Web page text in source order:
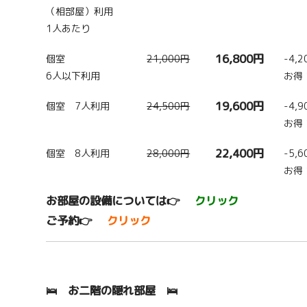
（相部屋）利用
1人あたり
個室
6人以下利用
21,000円 16,800円
-
お得
個室 7人利用 24,500円 19,600円
-
お得
個室 8人利用 28,000円 22,400円
-
お得
お部屋の設備については👉
クリック
ご予約👉
クリック
🛌 お二階の隠れ部屋 🛌